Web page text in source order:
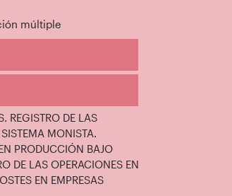
múltiple
REGISTRO DE LAS
MONISTA.
PRODUCCIÓN BAJO
DE LAS OPERACIONES EN
EN EMPRESAS